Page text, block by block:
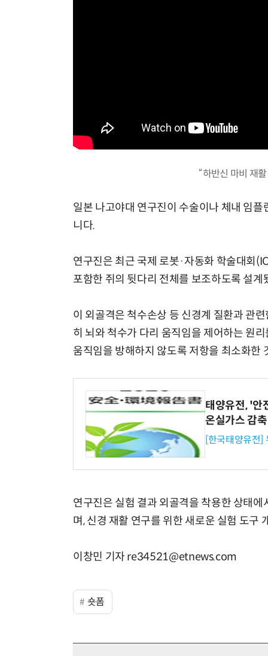
“하반신 마비 재
일본 나고야대 연구진이 수술이나 체내 임
니다.
연구진은 최근 국제 로봇·자동화 학술대회
포함한 쥐의 뒷다리 전체를 보조하도록 설계
이 외골격은 척수손상 등 신경계 질환과 관
히 뇌와 척수가 다리 움직임을 제어하는 원
움직임을 방해하지 않도록 저항을 최소화한
태양유전, '
온실가스 감
[한국태양유전]
연구진은 실험 결과 외골격을 착용한 상태
며, 신경 재활 연구를 위한 새로운 실험 도구
이창민 기자 re34521@etnews.com
숏폼